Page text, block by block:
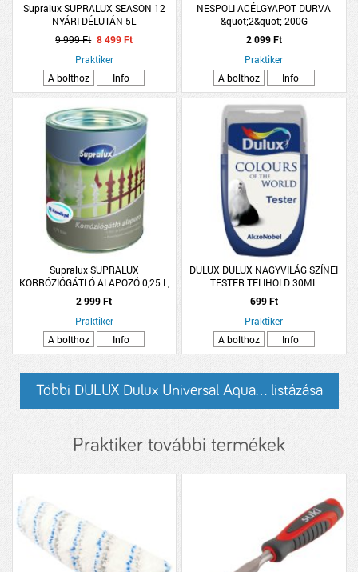
Supralux SUPRALUX SEASON 12
NYÁRI DÉLUTÁN 5L
9 999 Ft 8 499 Ft
Praktiker
A bolthoz
Info
NESPOLI ACÉLGYAPOT DURVA
&quot;2&quot; 200G
2 099 Ft
Praktiker
A bolthoz
Info
Supralux SUPRALUX
KORRÓZIÓGÁTLÓ ALAPOZÓ 0,25 L,
VÖRÖS, MATT, OLDÓSZERES
2 999 Ft
Praktiker
A bolthoz
Info
DULUX DULUX NAGYVILÁG SZÍNEI
TESTER TELIHOLD 30ML
699 Ft
Praktiker
A bolthoz
Info
Többi DULUX Dulux Universal Aqua... listázása
Praktiker további termékek